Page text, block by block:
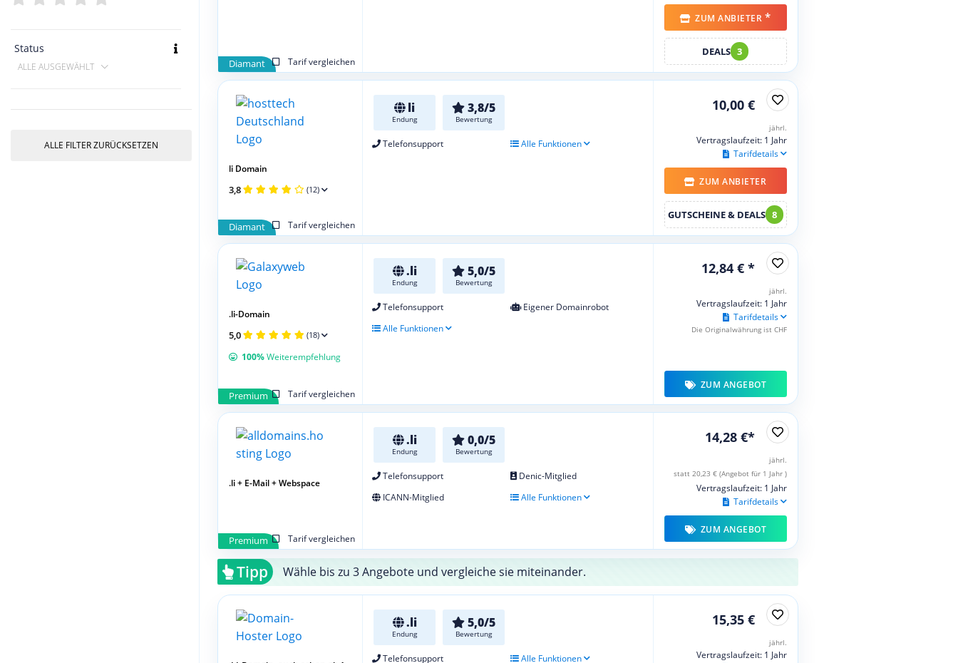
Status
ALLE AUSGEWÄHLT
ALLE FILTER ZURÜCKSETZEN
Diamant Tarif vergleichen
ZUM ANBIETER *
DEALS 3
li
Endung
3,8/5
Bewertung
Telefonsupport Alle Funktionen
Diamant Tarif vergleichen
li Domain
3,8 (12)
10,00 €
jährl.
Vertragslaufzeit: 1 Jahr
Tarifdetails
ZUM ANBIETER
GUTSCHEINE & DEALS 8
.li
Endung
5,0/5
Bewertung
Telefonsupport
Eigener Domainrobot
Alle Funktionen
Premium Tarif vergleichen
.li-Domain
5,0 (18)
100%Weiterempfehlung
12,84 € *
jährl.
Vertragslaufzeit: 1 Jahr
Tarifdetails
Die Originalwährung ist CHF
ZUM ANGEBOT
.li
Endung
0,0/5
Bewertung
Telefonsupport
Denic-Mitglied
ICANN-Mitglied
Alle Funktionen
Premium Tarif vergleichen
.li + E-Mail + Webspace
14,28 €*
jährl.
statt 20,23 € (Angebot für 1 Jahr )
Vertragslaufzeit: 1 Jahr
Tarifdetails
ZUM ANGEBOT
Tipp Wähle bis zu 3 Angebote und vergleiche sie miteinander.
.li
Endung
5,0/5
Bewertung
Telefonsupport Alle Funktionen
15,35 €
jährl.
Vertragslaufzeit: 1 Jahr